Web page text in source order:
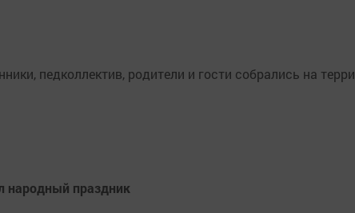
педколлектив, родители и гости собрались на
народный праздник